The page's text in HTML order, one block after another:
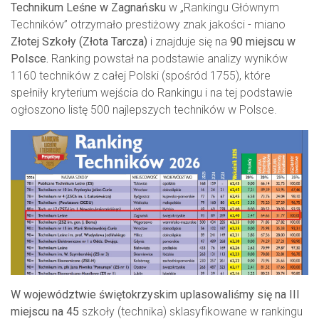
Technikum Leśne w Zagnańsku w „Rankingu Głównym
Techników” otrzymało prestiżowy znak jakości - miano
Złotej Szkoły (Złota Tarcza) i znajduje się na 90 miejscu w
Polsce. Ranking powstał na podstawie analizy wyników
1160 techników z całej Polski (spośród 1755), które
spełniły kryterium wejścia do Rankingu i na tej podstawie
ogłoszono listę 500 najlepszych techników w Polsce.
W województwie świętokrzyskim uplasowaliśmy się na III
miejscu na 45 szkoły (technika) sklasyfikowane w rankingu